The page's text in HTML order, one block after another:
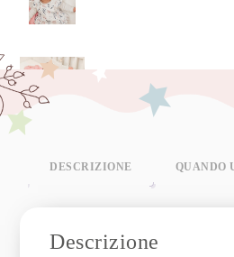
DESCRIZIONE QUANDO
Descrizione